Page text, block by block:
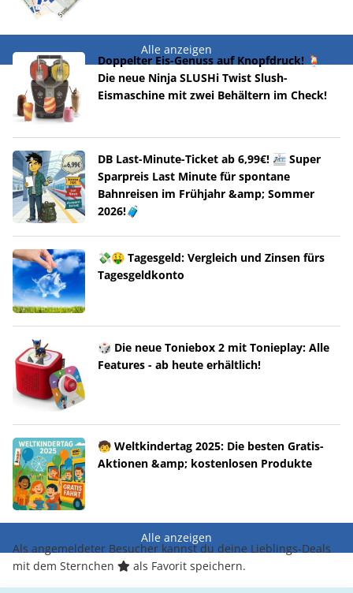
Alle anzeigen
Doppelter Eis-Genuss auf Knopfdruck! 🍹
Die neue Ninja SLUSHi Twist Slush-
Eismaschine mit zwei Behältern im Check!
DB Last-Minute-Ticket ab 6,99€! 🚈 Super
Sparpreis Last Minute für spontane
Bahnreisen im Frühjahr &amp; Sommer
2026!🧳
💸🤑 Tagesgeld: Vergleich und Zinsen fürs
Tagesgeldkonto
🎲 Die neue Toniebox 2 mit Tonieplay: Alle
Features - ab heute erhältlich!
🧒 Weltkindertag 2025: Die besten Gratis-
Aktionen &amp; kostenlosen Produkte
Alle anzeigen
Als angemeldeter Besucher kannst du deine Lieblings-Deals
mit dem Sternchen
als Favorit speichern.